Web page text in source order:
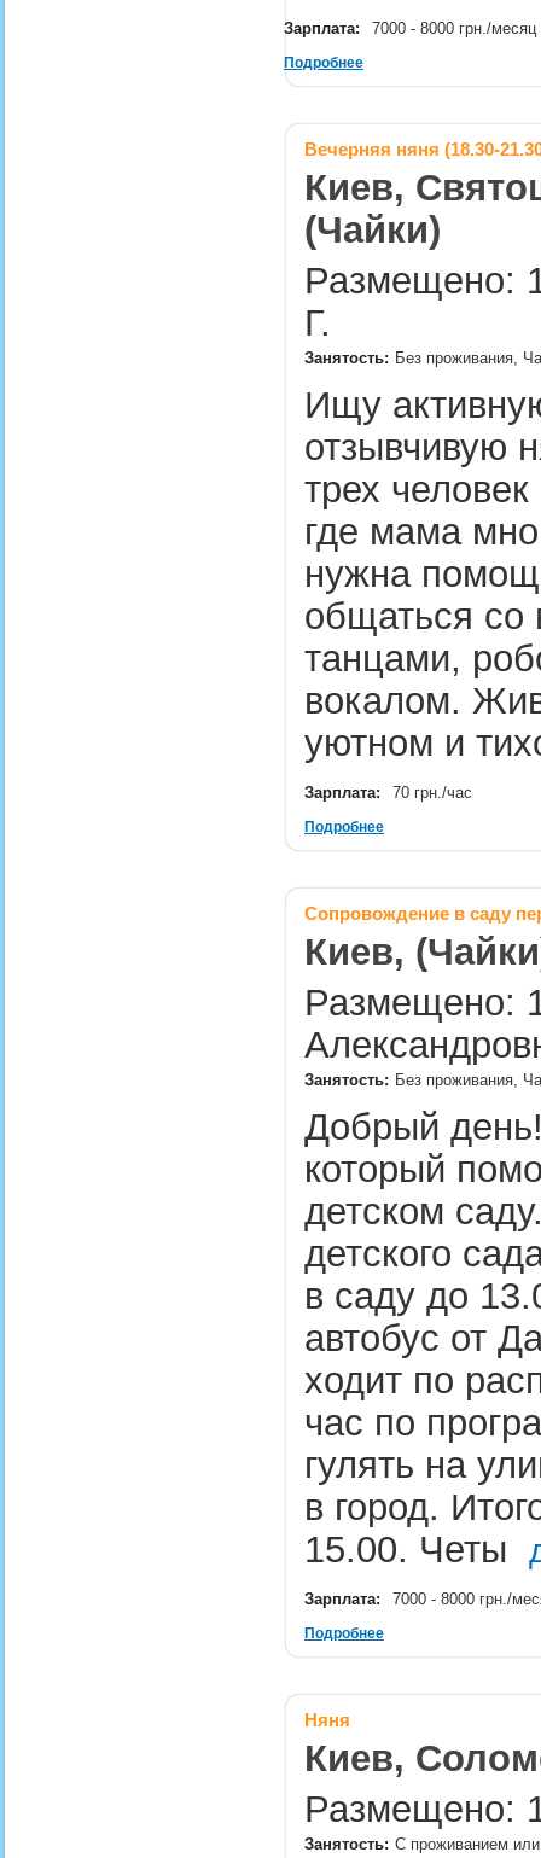
Зарплата: 7000 - 8000 грн./месяц
Подробнее
Вечерняя няня (18.30-
Киев,
(Чайки)
Размещено:
Г.
Занятость: Без проживания,
Ищу
отзывчивую
трех
где мама
нужна
общаться со
танцами,
вокалом.
уютном и
Зарплата: 70 грн./час
Подробнее
Сопровождение в саду
Киев,
Размещено:
Занятость: Без проживания,
Добрый
который
детском
детского
в саду до
автобус от
ходит по
час по
гулять на
в город.
15.00. Четы
Зарплата: 7000 - 8000 грн./
Подробнее
Няня
Киев,
Размещено:
Занятость: С проживанием